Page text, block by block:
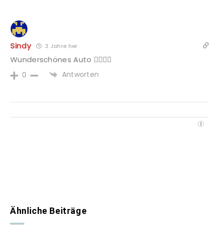
Sindy 3 Jahre her
Wunderschönes Auto 👍🏻👍🏻
0 Antworten
Ähnliche Beiträge